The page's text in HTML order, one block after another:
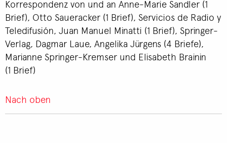
Korrespondenz von und an Anne-Marie Sandler (1
Brief), Otto Saueracker (1 Brief), Servicios de Radio y
Teledifusión, Juan Manuel Minatti (1 Brief), Springer-
Verlag, Dagmar Laue, Angelika Jürgens (4 Briefe),
Marianne Springer-Kremser und Elisabeth Brainin
(1 Brief)
Nach oben